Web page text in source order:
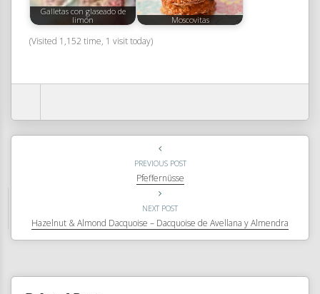
Galletas con glaseado de
limón
Moscovitas
(Visited 1,152 time, 1 visit today)
PREVIOUS POST
Pfeffernüsse
NEXT POST
Hazelnut & Almond Dacquoise – Dacquoise de Avellana y Almendra